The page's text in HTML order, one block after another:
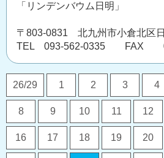
「リンデンバウム日明」
〒803-0831 北九州市小倉北区
TEL 093-562-0335 FAX
26/29 1 2 3 4
8 9 10 11 12
16 17 18 19 20